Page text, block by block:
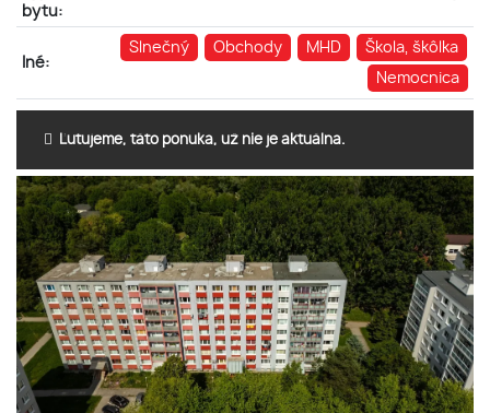
bytu:
Iné:
Slnečný Obchody MHD
Škola, škôlka
Nemocnica
Ľutujeme, táto ponuka, už nie je aktuálna.